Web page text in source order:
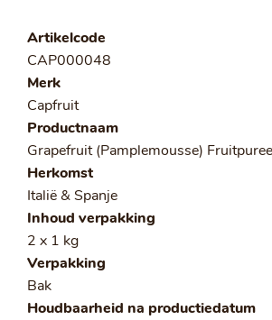
Artikelcode
CAP000048
Merk
Capfruit
Productnaam
Grapefruit (Pamplemousse)
Herkomst
Italië & Spanje
Inhoud verpakking
2 x 1 kg
Verpakking
Bak
Houdbaarheid na productiedatum